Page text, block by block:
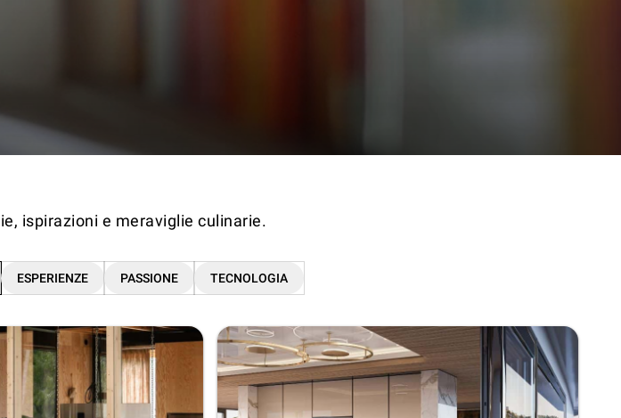
ispirazioni e meraviglie culinarie.
ESPERIENZE PASSIONE TECNOLOGIA